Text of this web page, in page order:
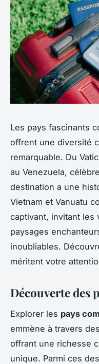
Les pays fascinants
offrent une diversité
remarquable. Du
au Venezuela,
destination a une
Vietnam et Vanuatu
captivant, invitant les
paysages
inoubliables.
méritent votre
Découverte des
Explorer les pays
emmène à travers
offrant une richesse
unique. Parmi ces